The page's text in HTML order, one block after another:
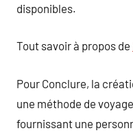
disponibles.
Tout savoir à propos de
Pour Conclure, la
une méthode de
fournissant une